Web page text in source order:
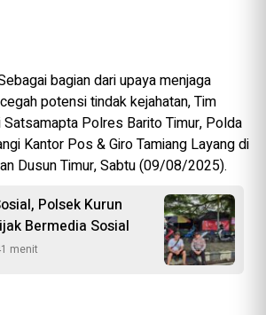
bagian dari upaya menjaga
potensi tindak kejahatan, Tim
Polres Barito Timur, Polda
Kantor Pos & Giro Tamiang Layang di
Dusun Timur, Sabtu (09/08/2025).
Polsek Kurun
Bermedia Sosial
menit